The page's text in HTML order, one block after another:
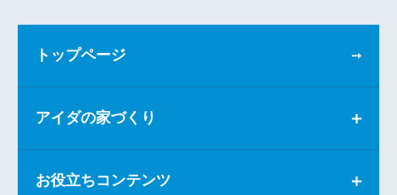
トップページ
アイダの家づくり
お役立ちコンテンツ